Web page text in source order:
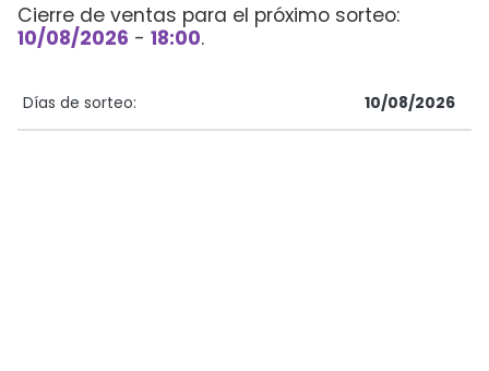
Cierre de ventas para el próximo sorteo:
10/08/2026 - 18:00.
Días de sorteo: 10/08/2026